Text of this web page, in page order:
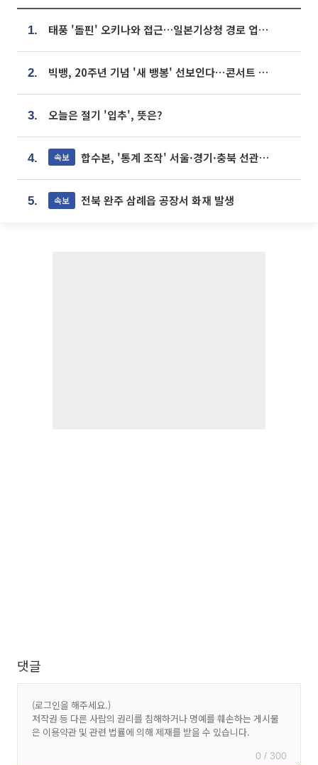
1. 태풍 '돌핀' 오키나와 접근…일본기상청 경로 업데이트
2. 빅뱅, 20주년 기념 '새 뱅봉' 선보인다⋯콘서트 앞두고 팝업 개최
3. 오늘은 절기 '입추', 뜻은?
4. 속보 합수본, '통계 조작' 서울·경기·충북 선관위 등 추가 압수수색
5. 속보 전북 완주 삼례읍 공장서 화재 발생
댓글
0 / 300